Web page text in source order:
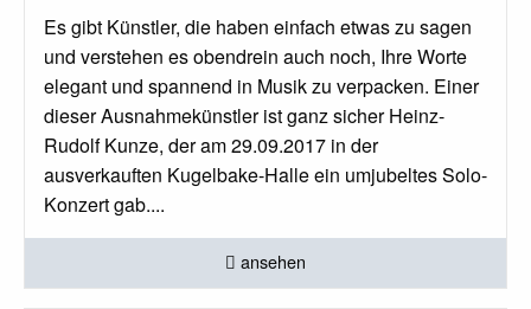
Es gibt Künstler, die haben einfach etwas zu sagen
und verstehen es obendrein auch noch, Ihre Worte
elegant und spannend in Musik zu verpacken. Einer
dieser Ausnahmekünstler ist ganz sicher Heinz-
Rudolf Kunze, der am 29.09.2017 in der
ausverkauften Kugelbake-Halle ein umjubeltes Solo-
Konzert gab....
ansehen